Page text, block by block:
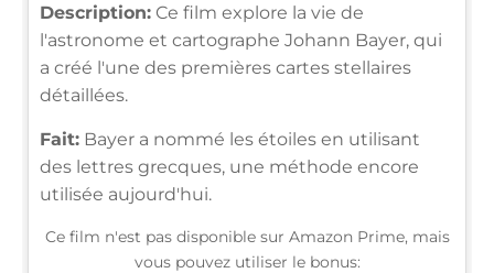
Description: Ce film explore la vie de
l'astronome et cartographe Johann Bayer, qui
a créé l'une des premières cartes stellaires
détaillées.
Fait: Bayer a nommé les étoiles en utilisant
des lettres grecques, une méthode encore
utilisée aujourd'hui.
Ce film n'est pas disponible sur Amazon Prime, mais
vous pouvez utiliser le bonus: